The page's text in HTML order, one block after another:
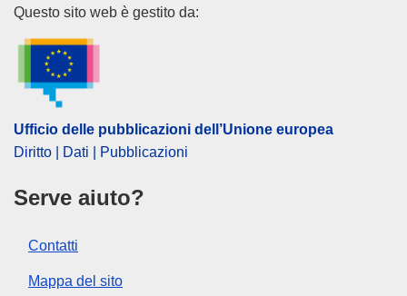
OJ : C_202502165
IMMC : C(2025)2146/4033308
Ufficio delle pubblicazioni
Questo sito web è gestito da:
Ufficio delle pubblicazioni dell’Unione europea
Diritto | Dati | Pubblicazioni
Serve aiuto?
Contatti
Mappa del sito